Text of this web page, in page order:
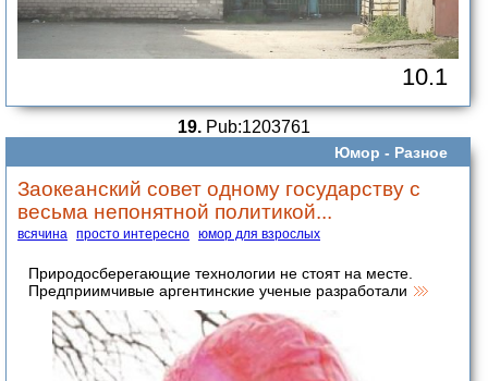
10.1
19. Pub:1203761
Юмор - Разное
Заокеанский совет одному государству с
весьма непонятной политикой...
всячина просто интересно юмор для взрослых
Природосберегающие технологии не стоят на месте.
Предприимчивые аргентинские ученые разработали